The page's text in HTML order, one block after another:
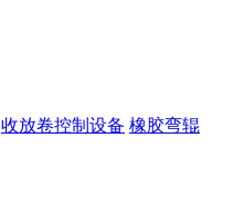
收放卷控制设备 橡胶弯辊